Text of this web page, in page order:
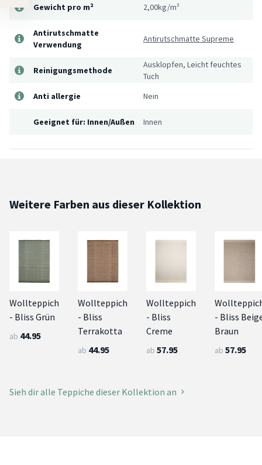
Gewicht pro m² 2,00kg/m²
Antirutschmatte
Verwendung
Antirutschmatte Supreme
Reinigungsmethode
Ausklopfen, Leicht feuchtes
Tuch
Anti allergie
Nein
Geeignet für: Innen/Außen Innen
Weitere Farben aus dieser Kollektion
Wollteppich
- Bliss Grün
ab 44.95
Wollteppich
- Bliss
Terrakotta
ab 44.95
Wollteppich
- Bliss
Creme
ab 57.95
- Bliss
Braun
ab 57.95
Sieh dir alle Teppiche dieser Kollektion an